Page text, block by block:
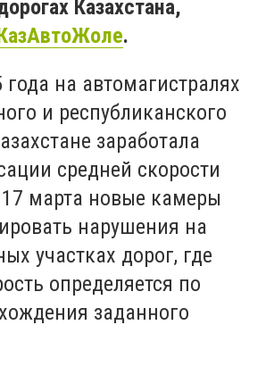
Казахстана,
.
на автомагистралях
и республиканского
заработала
средней скорости
марта новые камеры
нарушения на
участках дорог, где
определяется по
заданного